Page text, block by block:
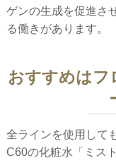
ゲンの生成を促進さ
る働きがあります。
おすすめはフ
全ラインを使用して
C60の化粧水「ミス